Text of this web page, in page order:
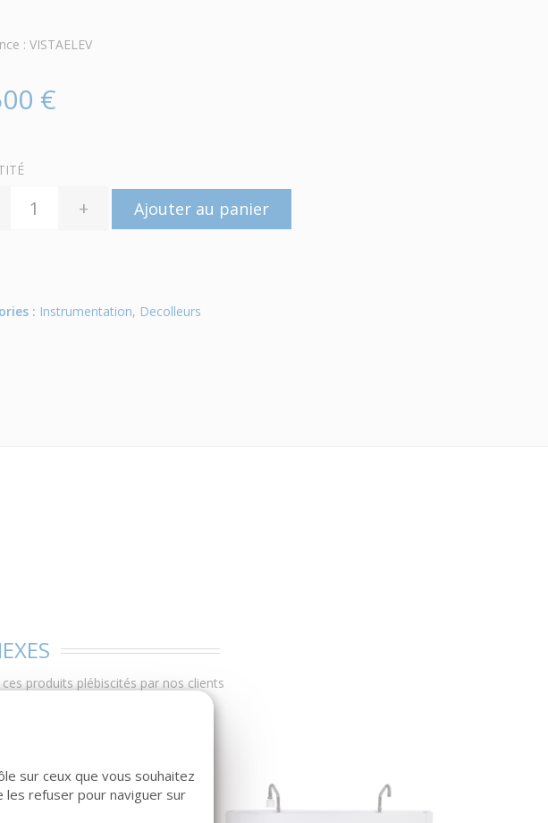
: VISTAELEV
€
+ Ajouter au panier
: Instrumentation, Decolleurs
produits plébiscités par nos clients
sur ceux que vous souhaitez
les refuser pour naviguer sur